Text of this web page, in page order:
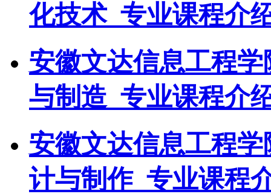
化技术_专业课程介
安徽文达信息工程
与制造_专业课程介
安徽文达信息工程
计与制作_专业课程